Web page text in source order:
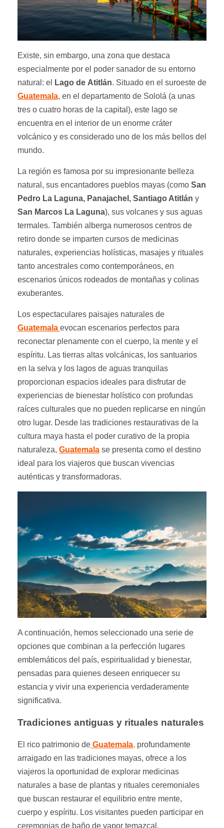
Existe, sin embargo, una zona que destaca
especialmente por el poder sanador de su entorno
natural: el
Lago de Atitlán. Situado en el suroeste de
Guatemala, en el departamento de Sololá (a unas
tres o cuatro horas de la capital), este lago se
encuentra en el interior de un enorme cráter
volcánico y es considerado uno de los más bellos del
mundo.
La región es famosa por su impresionante belleza
natural, sus encantadores pueblos mayas (como San
Pedro La Laguna, Panajachel, Santiago Atitlán y
San Marcos La Laguna), sus volcanes y sus aguas
termales. También alberga numerosos centros de
retiro donde se imparten cursos de medicinas
naturales, experiencias holísticas, masajes y rituales
tanto ancestrales como contemporáneos, en
escenarios únicos rodeados de montañas y colinas
exuberantes.
Los espectaculares paisajes naturales de
Guatemala evocan escenarios perfectos para
reconectar plenamente con el cuerpo, la mente y el
espíritu. Las tierras altas volcánicas, los santuarios
en la selva y los lagos de aguas tranquilas
proporcionan espacios ideales para disfrutar de
experiencias de bienestar holístico con profundas
raíces culturales que no pueden replicarse en ningún
otro lugar. Desde las tradiciones restaurativas de la
cultura maya hasta el poder curativo de la propia
naturaleza, Guatemala se presenta como el destino
ideal para los viajeros que buscan vivencias
auténticas y transformadoras.
A continuación, hemos seleccionado una serie de
opciones que combinan a la perfección lugares
emblemáticos del país, espiritualidad y bienestar,
pensadas para quienes deseen enriquecer su
estancia y vivir una experiencia verdaderamente
significativa.
Tradiciones antiguas y rituales naturales
El rico patrimonio de Guatemala, profundamente
arraigado en las tradiciones mayas, ofrece a los
viajeros la oportunidad de explorar medicinas
naturales a base de plantas y rituales ceremoniales
que buscan restaurar el equilibrio entre mente,
cuerpo y espíritu. Los visitantes pueden participar en
ceremonias de baño de vapor temazcal,